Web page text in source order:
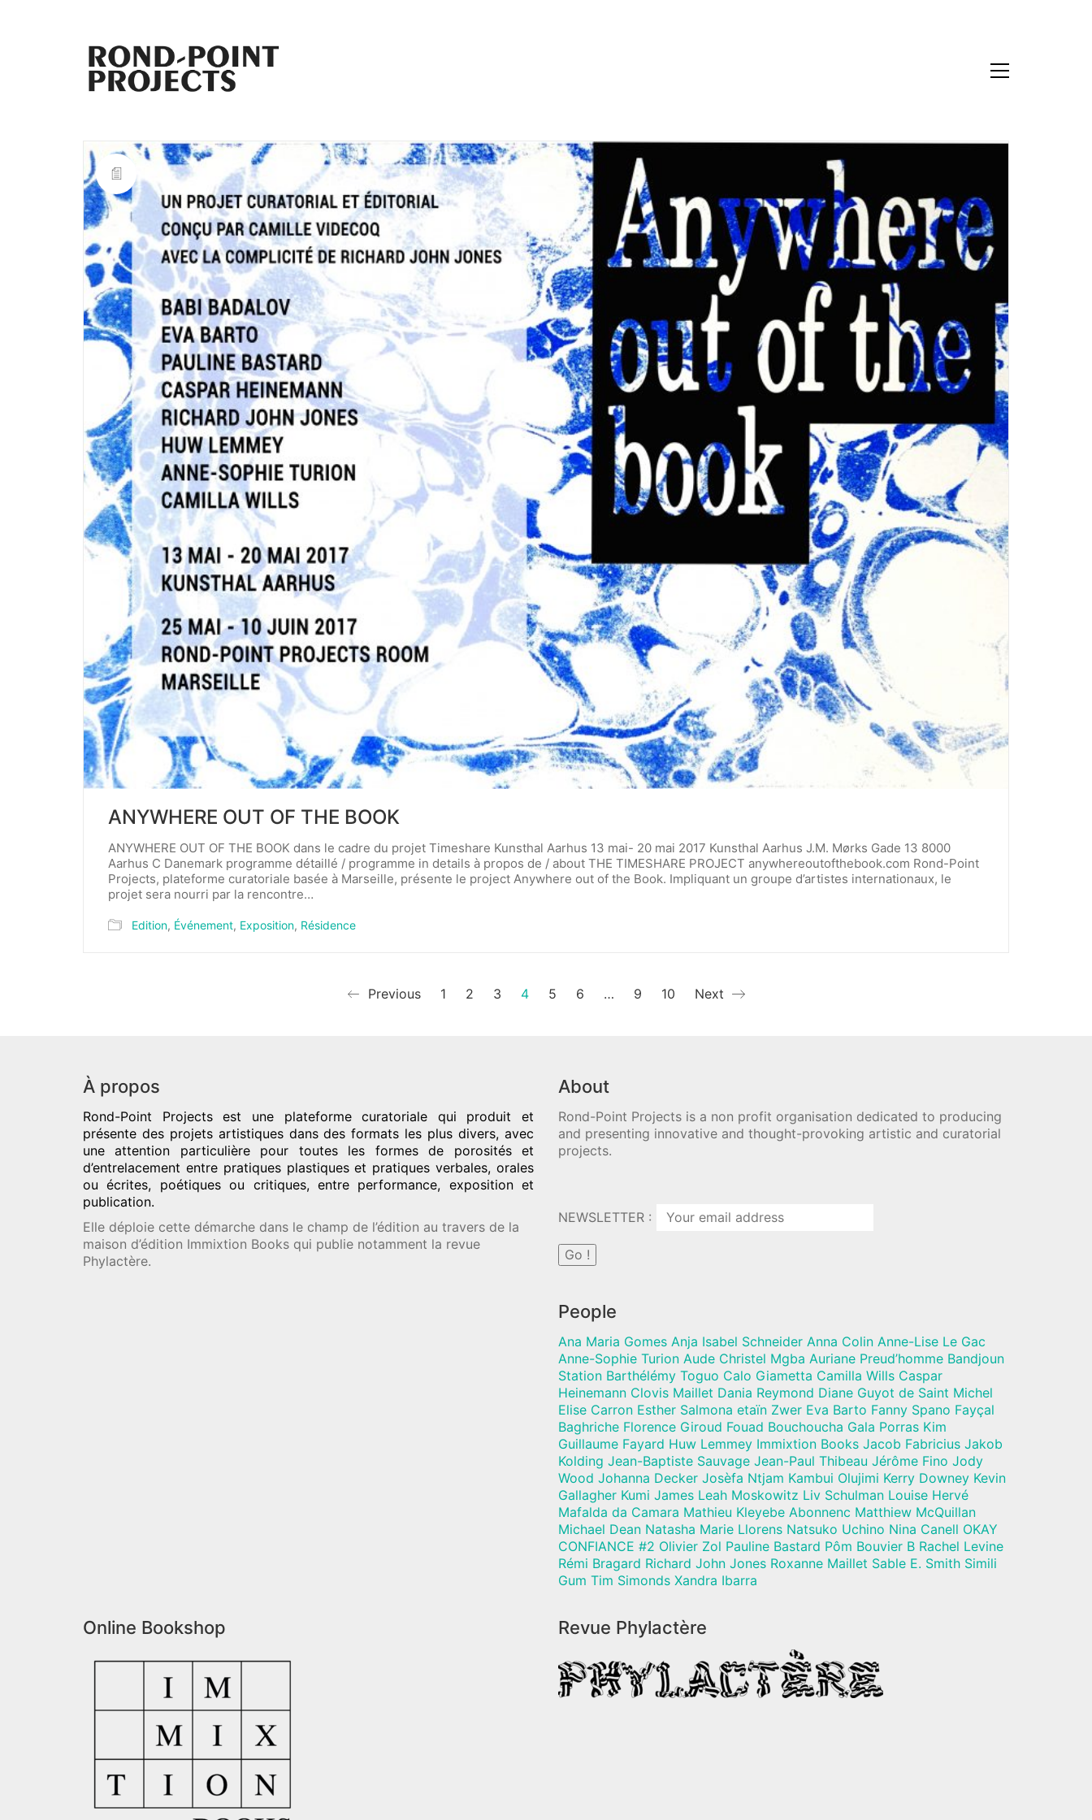
ANYWHERE OUT OF THE BOOK
ANYWHERE OUT OF THE BOOK dans le cadre du projet Timeshare Kunsthal Aarhus 13 mai- 20 mai 2017 Kunsthal Aarhus J.M. Mørks Gade 13 8000
Aarhus C Danemark programme détaillé / programme in details à propos de / about THE TIMESHARE PROJECT anywhereoutofthebook.com Rond-Point
Projects, plateforme curatoriale basée à Marseille, présente le project Anywhere out of the Book. Impliquant un groupe d’artistes internationaux, le
projet sera nourri par la rencontre…
Edition, Événement, Exposition, Résidence
Previous 1 2 3 4 5 6 … 9 10 Next
À propos
Rond-Point Projectsest une plateforme curatoriale qui produit et
présente des projets artistiques dans des formats les plus divers, avec
une attention particulière pour toutes les formes de porosités et
d’entrelacement entre pratiques plastiques et pratiques verbales, orales
ou écrites, poétiques ou critiques, entre performance, exposition et
publication.
Elle déploie cette démarche dans le champ de l’édition au travers de la
maison d’édition Immixtion Books qui publie notamment la revue
Phylactère.
About
Rond-Point Projects is a non profit organisation dedicated to producing
and presenting innovative and thought-provoking artistic and curatorial
projects.
NEWSLETTER :
People
Ana Maria Gomes Anja Isabel Schneider Anna Colin Anne-Lise Le Gac
Anne-Sophie Turion Aude Christel Mgba Auriane Preud’homme Bandjoun
Station Barthélémy Toguo Calo Giametta Camilla Wills Caspar
Heinemann Clovis Maillet Dania Reymond Diane Guyot de Saint Michel
Elise Carron Esther Salmona etaïn Zwer Eva Barto Fanny Spano Fayçal
Baghriche Florence Giroud Fouad Bouchoucha Gala Porras Kim
Guillaume Fayard Huw Lemmey Immixtion Books Jacob Fabricius Jakob
Kolding Jean-Baptiste Sauvage Jean-Paul Thibeau Jérôme Fino Jody
Wood Johanna Decker Josèfa Ntjam Kambui Olujimi Kerry Downey Kevin
Gallagher Kumi James Leah Moskowitz Liv Schulman Louise Hervé
Mafalda da Camara Mathieu Kleyebe Abonnenc Matthiew McQuillan
Michael Dean Natasha Marie Llorens Natsuko Uchino Nina Canell OKAY
CONFIANCE #2 Olivier Zol Pauline Bastard Pôm Bouvier B Rachel Levine
Rémi Bragard Richard John Jones Roxanne Maillet Sable E. Smith Simili
Gum Tim Simonds Xandra Ibarra
Online Bookshop Revue Phylactère